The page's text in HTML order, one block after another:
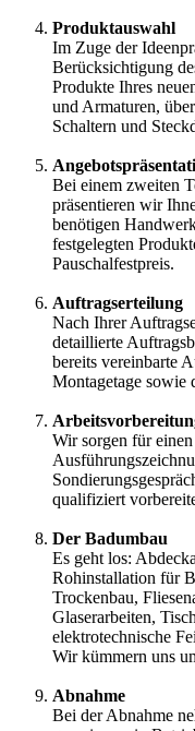
Produktauswahl
Im Zuge der
Berücksichtigung
Produkte Ihres
und Armaturen,
Schaltern und
Bei einem zweiten
präsentieren wir
benötigen
festgelegten
Pauschalfestpreis.
Auftragserteilung
Nach Ihrer
detaillierte
bereits vereinbarte
Montagetage sowie
Wir sorgen für
qualifiziert
Der Badumbau
Es geht los:
Rohinstallation für
Trockenbau,
Glaserarbeiten,
elektrotechnische
Wir kümmern uns
Abnahme
Bei der Abnahme